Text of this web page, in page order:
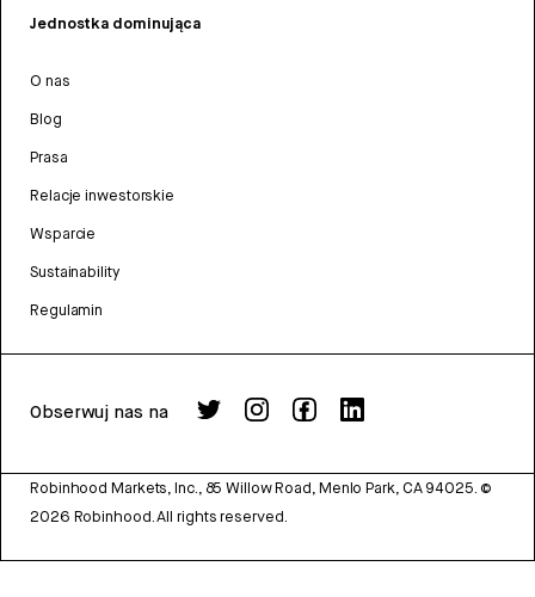
Jednostka dominująca
O nas
Blog
Prasa
Relacje inwestorskie
Wsparcie
Sustainability
Regulamin
Obserwuj nas na
Robinhood Markets, Inc., 85 Willow Road, Menlo Park, CA 94025. ©
2026 Robinhood. All rights reserved.